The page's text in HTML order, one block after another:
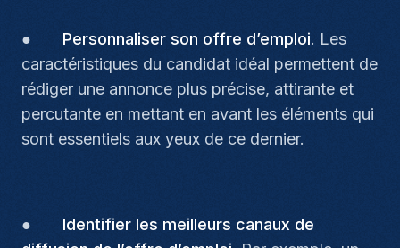
● Personnaliser son offre d’emploi. Les
caractéristiques du candidat idéal permettent de
rédiger une annonce plus précise, attirante et
percutante en mettant en avant les éléments qui
sont essentiels aux yeux de ce dernier.
● Identifier les meilleurs canaux de